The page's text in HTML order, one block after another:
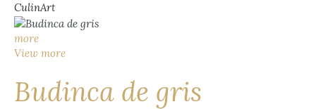
CulinArt
more
View more
Budinca de gris